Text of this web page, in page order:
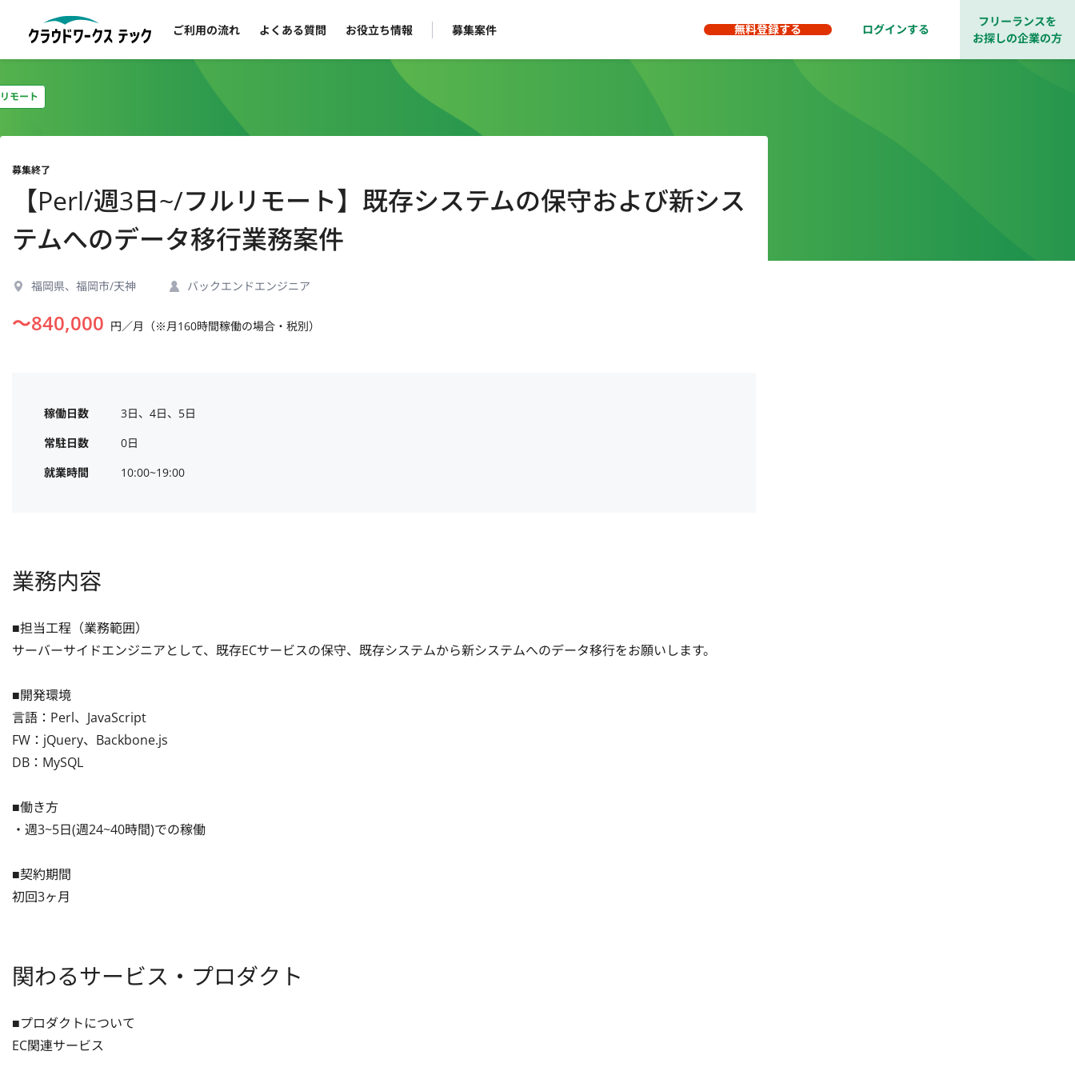
ご利用の流れ よくある質問 お役立ち情報 募集案件 無料登録する ログインする
フリーランスを
お探しの企業の方
モート
募集終了
【Perl/週3日~/フルリモート】既存システムの保守および新シス
テムへのデータ移行業務案件
福岡県、福岡市/天神 バックエンドエンジニア
〜840,000 円／月（※月160時間稼働の場合・税別）
稼働日数
3日、4日、5日
常駐日数
0日
就業時間
10:00~19:00
業務内容
■担当工程（業務範囲）
サーバーサイドエンジニアとして、既存ECサービスの保守、既存システムから新システムへのデータ移行をお願いします。
■開発環境
言語：Perl、JavaScript
FW：jQuery、Backbone.js
DB：MySQL
■働き方
・週3~5日(週24~40時間)での稼働
■契約期間
初回3ヶ月
関わるサービス・プロダクト
■プロダクトについて
EC関連サービス